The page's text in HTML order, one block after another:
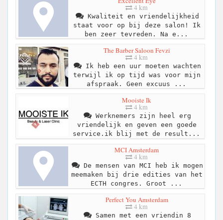
4 km
Kwaliteit en vriendelijkheid
staat voor op bij deze salon! Ik
ben zeer tevreden. Na e...
The Barber Saloon Fevzi
4 km
Ik heb een uur moeten wachten
terwijl ik op tijd was voor mijn
afspraak. Geen excuus ...
Mooiste Ik
4 km
Werknemers zijn heel erg
vriendelijk en geven een goede
service.ik blij met de result...
MCI Amsterdam
4 km
De mensen van MCI heb ik mogen
meemaken bij drie edities van het
ECTH congres. Groot ...
Perfect You Amsterdam
4 km
Samen met een vriendin 8